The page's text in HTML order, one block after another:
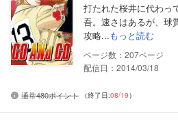
打たれた桜井に代わっ
吾。速さはあるが、球
攻略...もっと読む
207
配信日：2014/03/18
通常480ポイント （終了日:08/19）